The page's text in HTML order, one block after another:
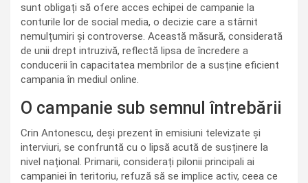
sunt obligați să ofere acces echipei de campanie la
conturile lor de social media, o decizie care a stârnit
nemulțumiri și controverse. Această măsură, considerată
de unii drept intruzivă, reflectă lipsa de încredere a
conducerii în capacitatea membrilor de a susține eficient
campania în mediul online.
O campanie sub semnul întrebării
Crin Antonescu, deși prezent în emisiuni televizate și
interviuri, se confruntă cu o lipsă acută de susținere la
nivel național. Primarii, considerați pilonii principali ai
campaniei în teritoriu, refuză să se implice activ, ceea ce